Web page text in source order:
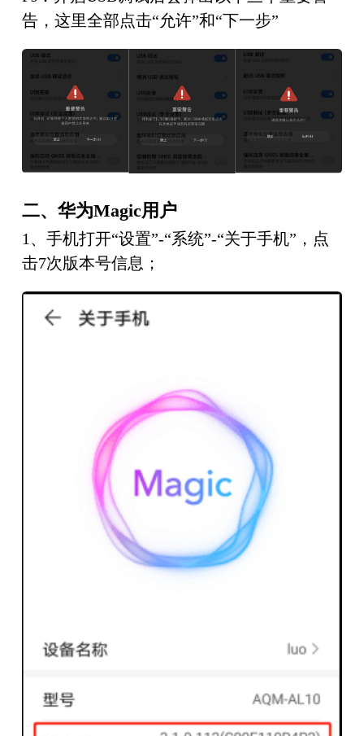
告，这里全部点击“允许”和“下一步”
二、 华为Magic用户
1、手机打开“设置”-“系统”-“关于手机”，点
击7次版本号信息；